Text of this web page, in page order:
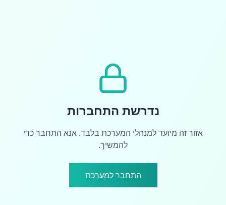
נדרשת התחברות
אזור זה מיועד למנהלי המערכת בלבד. אנא התחבר כדי
להמשיך.
התחבר למערכת